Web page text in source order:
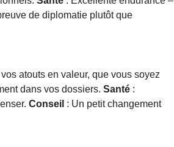
de diplomatie plutôt que
vos atouts en valeur, que vous soyez
dans vos dossiers. Santé :
Conseil : Un petit changement